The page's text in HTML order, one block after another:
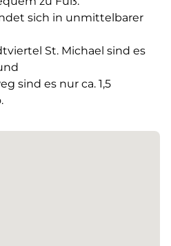
sich in unmittelbarer
St. Michael sind es
sind es nur ca. 1,5